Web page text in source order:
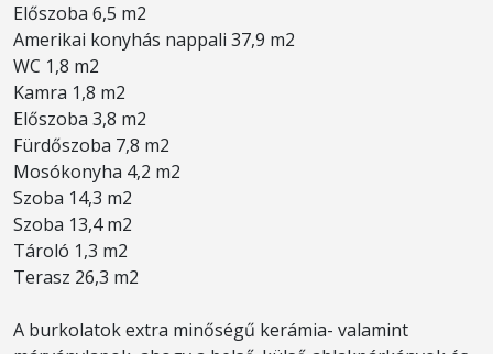
Előszoba 6,5 m2
Amerikai konyhás nappali 37,9 m2
WC 1,8 m2
Kamra 1,8 m2
Előszoba 3,8 m2
Fürdőszoba 7,8 m2
Mosókonyha 4,2 m2
Szoba 14,3 m2
Szoba 13,4 m2
Tároló 1,3 m2
Terasz 26,3 m2
A burkolatok extra minőségű kerámia- valamint